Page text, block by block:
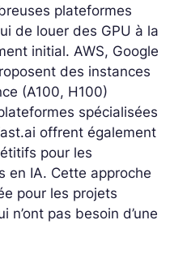
plateformes
de louer des GPU à la
initial. AWS, Google
des instances
(A100, H100)
spécialisées
offrent également
pour les
en IA. Cette approche
pour les projets
n’ont pas besoin d’une